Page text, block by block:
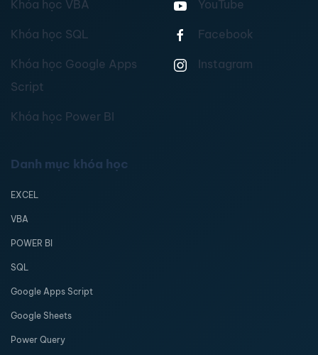
Khóa học VBA
Khóa học SQL
Khóa học Google Apps
Script
Khóa học Power BI
YouTube
Facebook
Instagram
Danh mục khóa học
EXCEL
VBA
POWER BI
SQL
Google Apps Script
Google Sheets
Power Query